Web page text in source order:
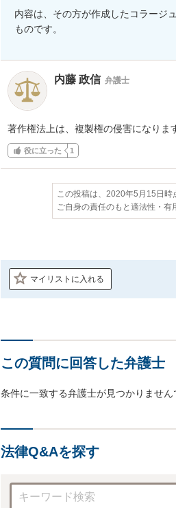
内容は、その方が作成したコラージ
ものです。
内藤 政信 弁護士
著作権法上は、複製権の侵害になりま
役に立った 1
この投稿は、2020年5月15日時
ご自身の責任のもと適法性・有
マイリストに入れる
この質問に回答した弁護士
条件に一致する弁護士が見つかりません
法律Q&Aを探す